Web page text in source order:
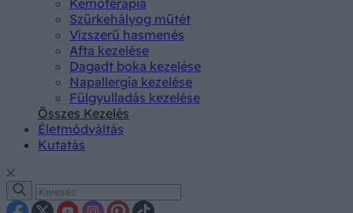
Szürkehályog műtét
Vízszerű hasmenés
Afta kezelése
Dagadt boka kezelése
Napallergia kezelése
Fülgyulladás kezelése
Összes Kezelés
Életmódváltás
Kutatás